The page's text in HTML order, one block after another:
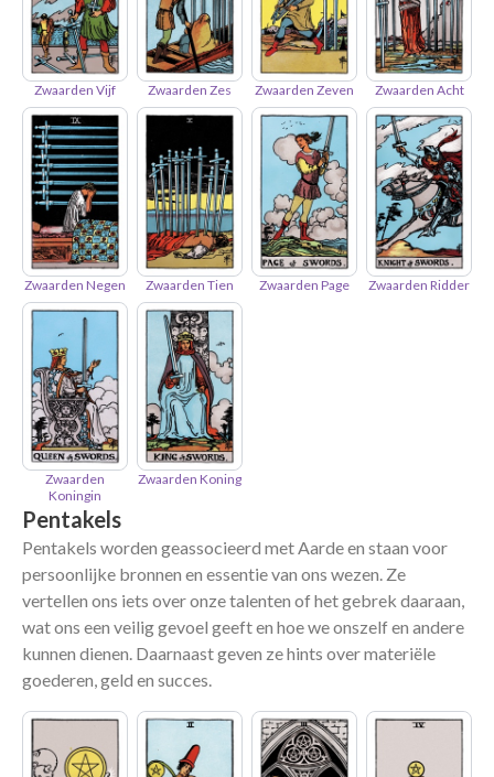
Zwaarden Vijf Zwaarden Zes Zwaarden Zeven Zwaarden Acht
Zwaarden Negen Zwaarden Tien Zwaarden Page Zwaarden Ridder
Zwaarden
Koningin
Zwaarden Koning
Pentakels
Pentakels worden geassocieerd met Aarde en staan voor
persoonlijke bronnen en essentie van ons wezen. Ze
vertellen ons iets over onze talenten of het gebrek daaraan,
wat ons een veilig gevoel geeft en hoe we onszelf en andere
kunnen dienen. Daarnaast geven ze hints over materiële
goederen, geld en succes.